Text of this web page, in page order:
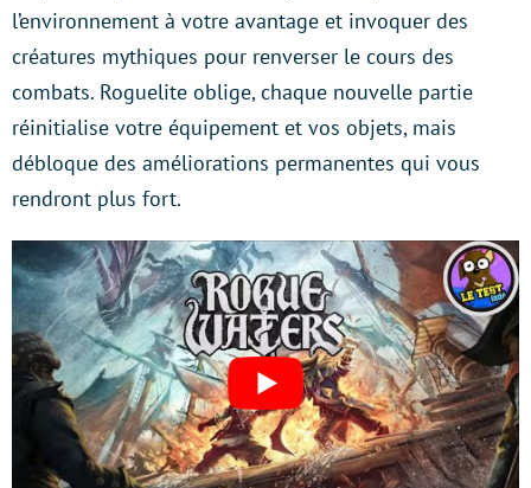
l’environnement à votre avantage et invoquer des
créatures mythiques pour renverser le cours des
combats. Roguelite oblige, chaque nouvelle partie
réinitialise votre équipement et vos objets, mais
débloque des améliorations permanentes qui vous
rendront plus fort.